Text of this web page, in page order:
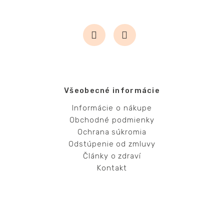
Všeobecné informácie
Informácie o nákupe
Obchodné podmienky
Ochrana súkromia
Odstúpenie od zmluvy
Články o zdraví
Kontakt